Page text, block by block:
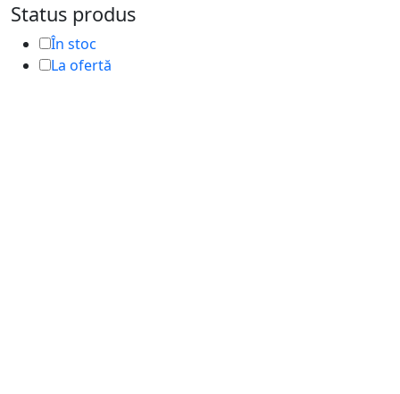
Status produs
În stoc
La ofertă